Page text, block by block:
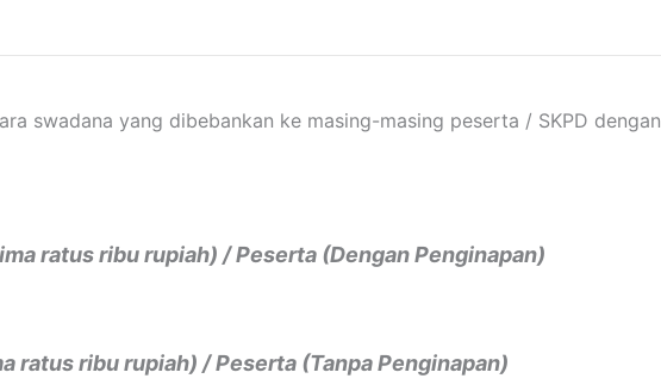
swadana yang dibebankan ke masing-masing peserta / SKPD dengan
ratus ribu rupiah) / Peserta (Dengan Penginapan)
ratus ribu rupiah) / Peserta (Tanpa Penginapan)